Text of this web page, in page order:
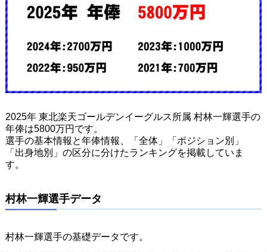
2025年 東北楽天ゴールデンイーグルス所属 村林一輝選手の
年俸は5800万円です。
選手の基本情報と年俸情報、「全体」「ポジション別」
「出身地別」の区分に分けたランキングを掲載していま
す。
村林一輝選手データ
村林一輝選手の基礎データです。